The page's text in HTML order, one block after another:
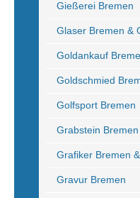
Gießerei Bremen
Glaser Bremen &
Goldankauf
Goldschmied
Golfsport Bremen
Grabstein
Grafiker Bremen
Gravur Bremen